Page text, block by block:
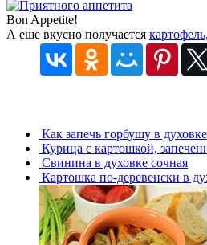
Bon Appetite!
А еще вкусно получается
Как запечь горбушу в духовке
Курица с картошкой,
Свинина в духовке сочная
Картошка по-деревенски в